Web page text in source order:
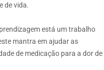
de vida.
está um trabalho
mantra em ajudar as
de medicação para a dor de